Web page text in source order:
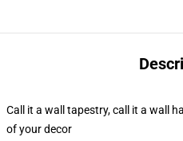
Call it a wall tapestry, call it a wall
of your decor